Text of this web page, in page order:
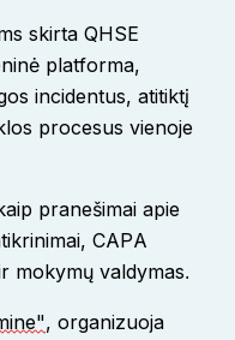
skirta QHSE
platforma,
incidentus, atitiktį
procesus vienoje
pranešimai apie
CAPA
mokymų valdymas.
, organizuoja